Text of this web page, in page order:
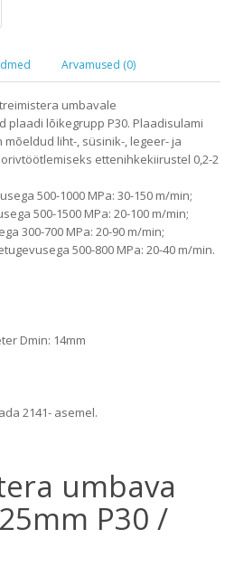
Arvamused (0)
umbavale
plaadi lõikegrupp P30. Plaadisulami
mõeldud liht-, süsinik-, legeer- ja
ettenihkekiirustel 0,2-2
500-1000 MPa: 30-150 m/min;
500-1500 MPa: 20-100 m/min;
300-700 MPa: 20-90 m/min;
500-800 MPa: 20-40 m/min.
Dmin: 14mm
2141- asemel.
umbava
P30 /